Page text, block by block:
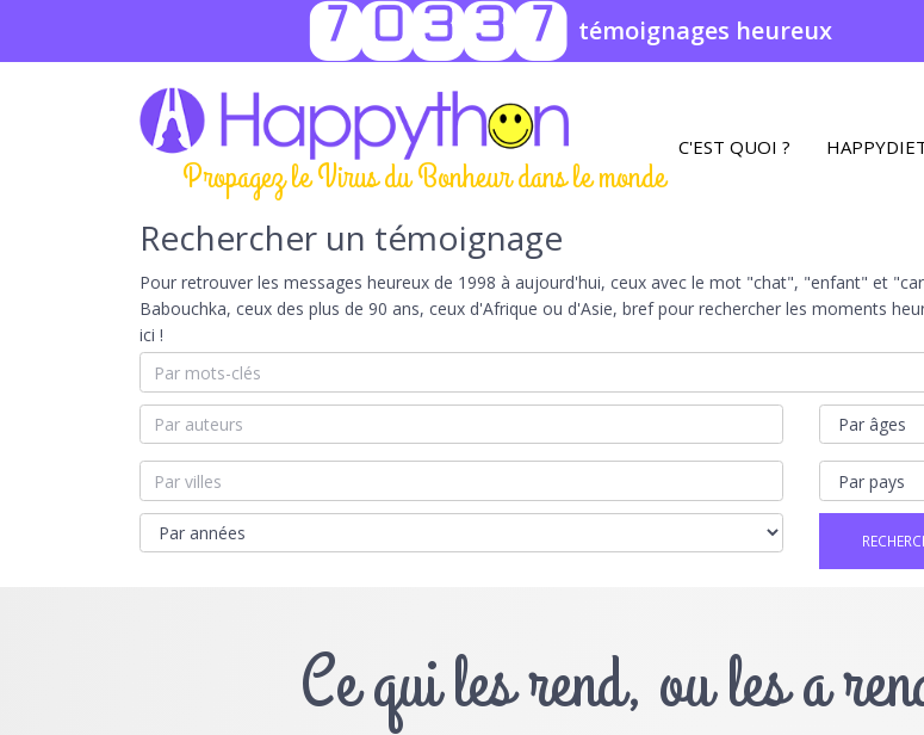
70337 témoignages heureux
Propagez le Virus du Bonheur dans le monde
C'EST QUOI ?
Rechercher un témoignage
Pour retrouver les messages heureux de 1998 à aujourd'hui, ceux avec le mot "chat", "enfant" et
Babouchka, ceux des plus de 90 ans, ceux d'Afrique ou d'Asie, bref pour rechercher les moments
ici !
Ce qui les rend, ou les a